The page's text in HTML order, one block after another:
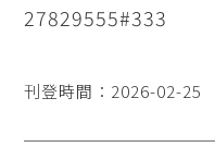
27829555#333
刊登時間：2026-02-25